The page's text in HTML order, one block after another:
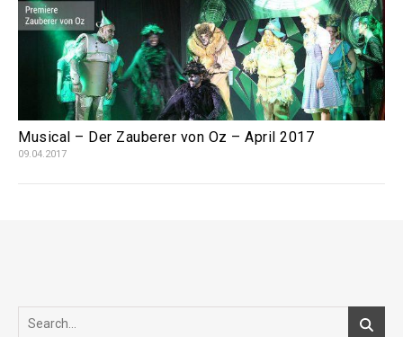
Musical – Der Zauberer von Oz – April 2017
09.04.2017